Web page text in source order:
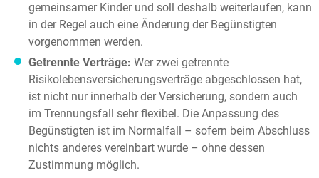
gemeinsamer Kinder und soll deshalb weiterlaufen, kann
in der Regel auch eine Änderung der Begünstigten
vorgenommen werden.
Getrennte Verträge: Wer zwei getrennte
Risikolebensversicherungsverträge abgeschlossen hat,
ist nicht nur innerhalb der Versicherung, sondern auch
im Trennungsfall sehr flexibel. Die Anpassung des
Begünstigten ist im Normalfall – sofern beim Abschluss
nichts anderes vereinbart wurde – ohne dessen
Zustimmung möglich.